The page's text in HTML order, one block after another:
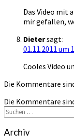
Das Video mit
mir gefallen,
Dietersagt:
01.11.2011 um
Cooles Video
Die Kommentare
Die Kommentare
Suchen
nach:
Archiv